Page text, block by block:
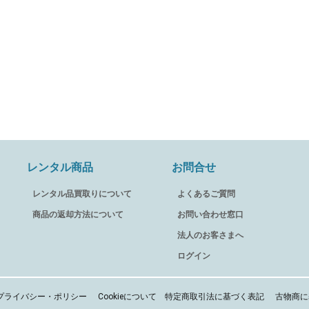
レンタル商品
レンタル品買取りについて
商品の返却方法について
お問合せ
よくあるご質問
お問い合わせ窓口
法人のお客さまへ
ログイン
ライバシー・ポリシー Cookieについて 特定商取引法に基づく表記 古物商